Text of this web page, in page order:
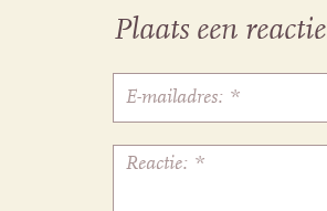
Plaats een reactie